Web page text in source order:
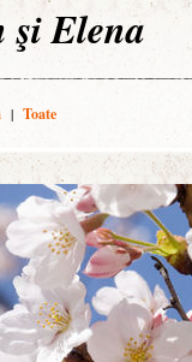
şi Elena
| Toate